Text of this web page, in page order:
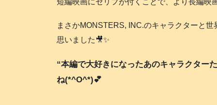
短編映画にセリフが付くことで、より長編映
まさかMONSTERS, INC.のキャラクターと
思いました🎥✨
“本編で大好きになったあのキャラクター
ね(*^O^*)💕